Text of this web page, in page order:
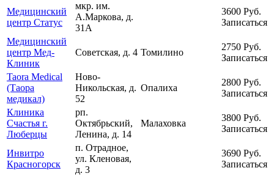
Медицинский
центр Статус
мкр. им.
А.Маркова, д.
31А
3600 Руб.
Записаться
Медицинский
центр Мед-
Клиник
Советская, д. 4 Томилино
2750 Руб.
Записаться
Taora Medical
(Таора
медикал)
Ново-
Никольская, д.
52
Опалиха
2800 Руб.
Записаться
Клиника
Счастья г.
Люберцы
рп.
Октябрьский,
Ленина, д. 14
Малаховка
3800 Руб.
Записаться
Инвитро
Красногорск
п. Отрадное,
ул. Кленовая,
д. 3
3690 Руб.
Записаться